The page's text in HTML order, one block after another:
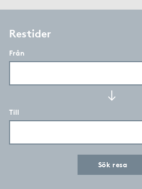
Restider
Från
Till
Sök resa